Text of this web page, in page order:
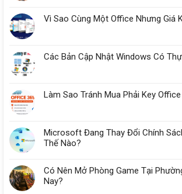
Vì Sao Cùng Một Office Nhưng Giá
Các Bản Cập Nhật Windows Có
Làm Sao Tránh Mua Phải Key Office
Microsoft Đang Thay Đổi Chính
Thế Nào?
Có Nên Mở Phòng Game Tại
Nay?